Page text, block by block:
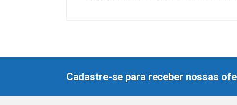
Cadastre-se para receber nossas